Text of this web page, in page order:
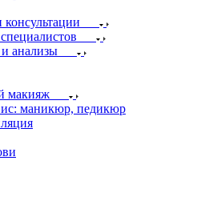
анализы
макияж
маникюр, педикюр